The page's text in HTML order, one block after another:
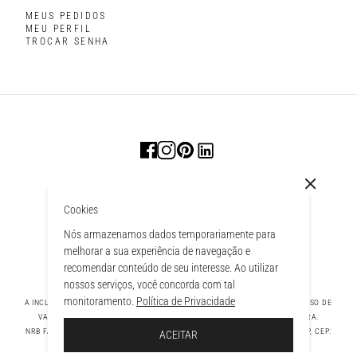
Cookies
Nós armazenamos dados temporariamente para
melhorar a sua experiência de navegação e
recomendar conteúdo de seu interesse. Ao utilizar
nossos serviços, você concorda com tal
monitoramento. Política de Privacidade
ACEITAR
SACOLA
MEUS PEDIDOS
MEU PERFIL
TROCAR SENHA
A INCLUSÃO DE UM PRODUTO NA SACOLA NÃO GARANTE SEU PREÇO. EM CASO DE
VARIAÇÃO, PREVALECERÁ O PREÇO VIGENTE NA FINALIZAÇÃO DA COMPRA.
NRB FASHION COMPANY LTDA - AV. TAMBORE, 1043 - TAMBORÉ BARUERI - SP, CEP: